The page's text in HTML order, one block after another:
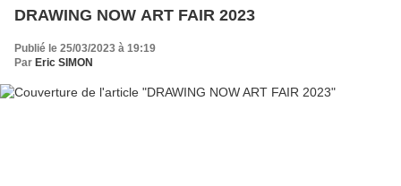
DRAWING NOW ART FAIR 2023
Publié le 25/03/2023 à 19:19
Par Eric SIMON